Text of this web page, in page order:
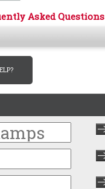
Asked Questions